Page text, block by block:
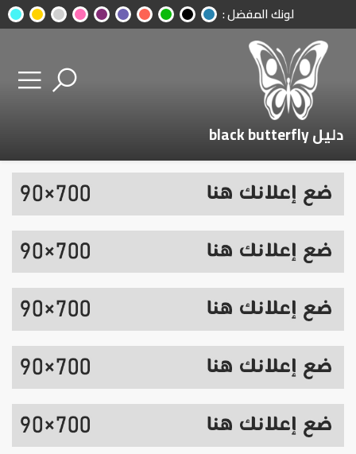
لونك المفضل :
دليل black butterfly